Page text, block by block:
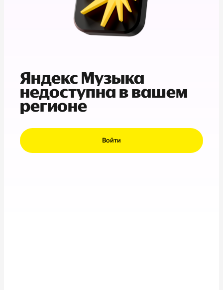
Яндекс Музыка
недоступна в вашем
регионе
Войти